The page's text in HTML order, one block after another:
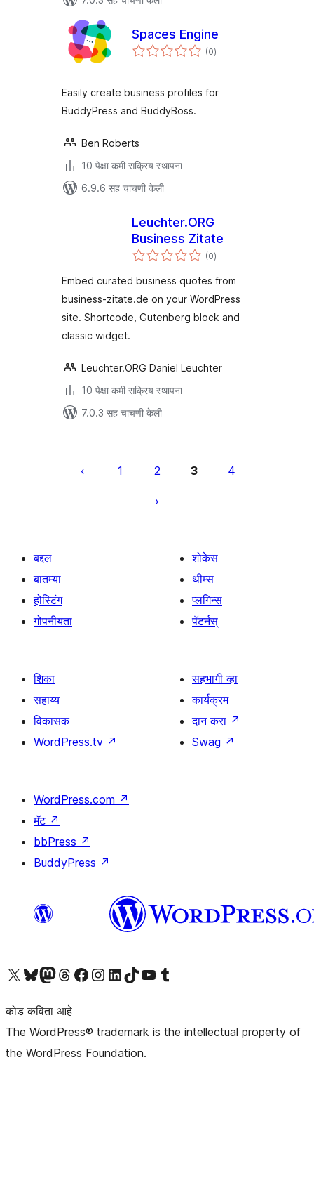
Spaces Engine
(0एकूण
मूल्यांकन
)
Easily create business profiles for
BuddyPress and BuddyBoss.
Ben Roberts
10 पेक्षा कमी सक्रिय स्थापना
6.9.6 सह चाचणी केली
Leuchter.ORG
Business Zitate
(0एकूण
मूल्यांकन
)
Embed curated business quotes from
business-zitate.de on your WordPress
site. Shortcode, Gutenberg block and
classic widget.
Leuchter.ORG Daniel Leuchter
10 पेक्षा कमी सक्रिय स्थापना
7.0.3 सह चाचणी केली
पृष्ठांकन
1 2 3 4
बद्दल
बातम्या
होस्टिंग
गोपनीयता
शोकेस
थीम्स
प्लगिन्स
पॅटर्नस्
शिका
सहाय्य
विकासक
WordPress.tv ↗
सहभागी व्हा
कार्यक्रम
दान करा ↗
Swag ↗
WordPress.com ↗
मॅट ↗
bbPress ↗
BuddyPress ↗
आमच्या X (एक्स) (पूर्वीचे ट्विटर) खात्याला भेट द्या आमच्या ब्लूस्की खात्याला भेट द्या.आमच्या Mastodon खात्याला भेट द्या.आमच्या थ्रेड्स खात्याला भेट द्या. आमच्या फेसबुक पेजला भेट द्या आमच्या इंस्टाग्राम खात्याला भेट द्या आमच्या लिंक्डइन खात्याला भेट द्या आमच्या टिकटॉक अकाउंटला भेट द्या.आमच्या यूट्यूब चॅनेलला भेट द्या आमच्या टंबलर खात्याला भेट द्या.
कोड कविता आहे
The WordPress® trademark is the intellectual property of
the WordPress Foundation.